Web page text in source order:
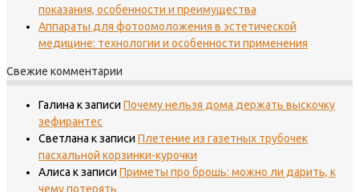
показания, особенности и преимущества
Аппараты для фотоомоложения в эстетической
медицине: технологии и особенности применения
Свежие комментарии
Галина к записи Почему нельзя дома держать выскочку
зефирантес
Светлана к записи Плетение из газетных трубочек
пасхальной корзинки-курочки
Алиса к записи Приметы про брошь: можно ли дарить, к
чему потерять